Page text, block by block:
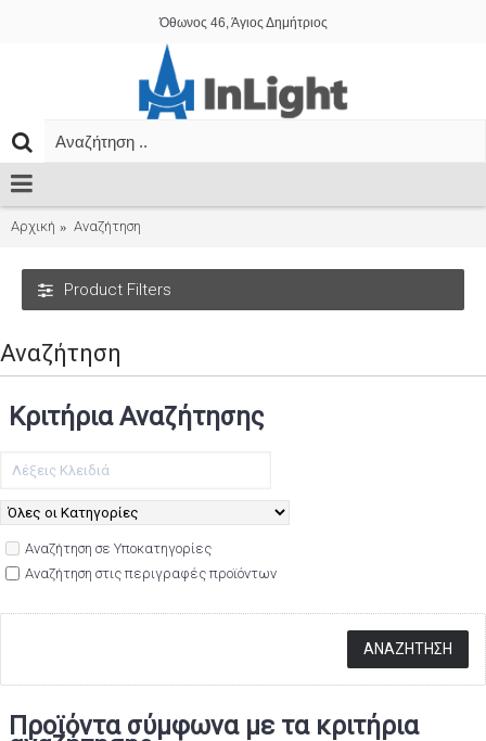
Όθωνος 46, Άγιος Δημήτριος
Αρχική Αναζήτηση
Product Filters
Αναζήτηση
Κριτήρια Αναζήτησης
Αναζήτηση σε Υποκατηγορίες
Αναζήτηση στις περιγραφές προϊόντων
Προϊόντα σύμφωνα με τα κριτήρια